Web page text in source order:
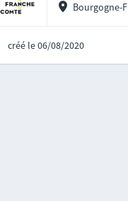
Bourgogne-
créé le 06/08/2020